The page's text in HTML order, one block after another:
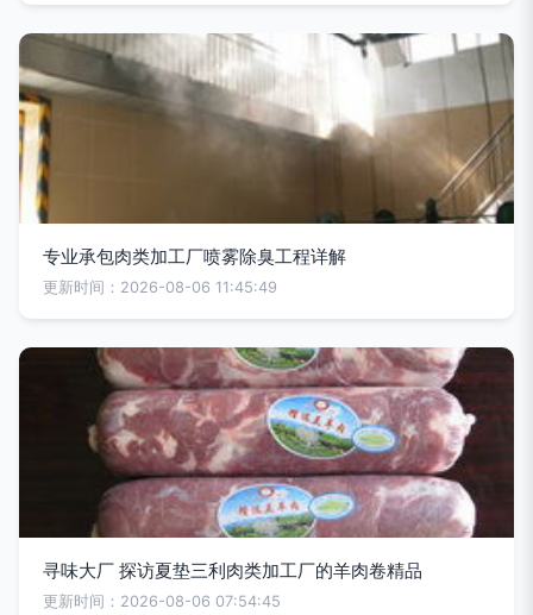
专业承包肉类加工厂喷雾除臭工程详解
更新时间：2026-08-06 11:45:49
寻味大厂 探访夏垫三利肉类加工厂的羊肉卷精品
更新时间：2026-08-06 07:54:45